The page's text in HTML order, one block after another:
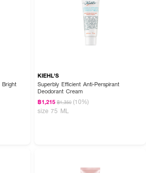
KIEHL'S
Superbly Efficient Anti-Perspirant
Deodorant Cream
฿1,215 ฿1,350 (10%)
size 75 ML